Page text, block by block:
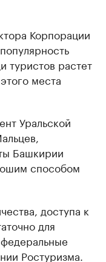
Корпорации
туристов растет
места
Уральской
Башкирии
способом
доступа к
для
Ростуризма.